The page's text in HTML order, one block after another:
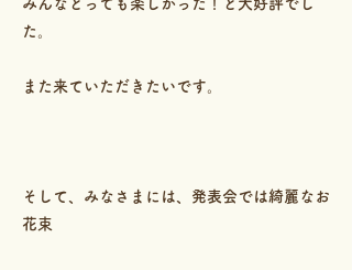
みんなとっても楽しかった！と大好評でし
た。
また来ていただきたいです。
そして、みなさまには、発表会では綺麗なお
花束